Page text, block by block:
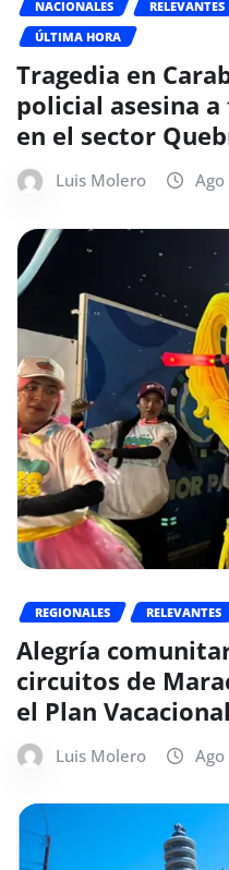
NACIONALES RELEVANTES
ÚLTIMA HORA
Tragedia en
policial asesina
en el sector
Luis Molero
REGIONALES RELEVANTES
Alegría
circuitos de
el Plan
Luis Molero